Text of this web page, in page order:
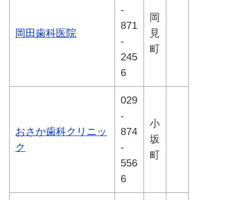
岡田歯科医院
-
871
-
245
6
岡
見
町
おさか歯科クリニッ
ク
029
-
874
-
556
6
小
坂
町